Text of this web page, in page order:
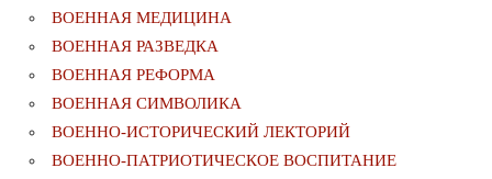
ВОЕННАЯ МЕДИЦИНА
ВОЕННАЯ РАЗВЕДКА
ВОЕННАЯ РЕФОРМА
ВОЕННАЯ СИМВОЛИКА
ВОЕННО-ИСТОРИЧЕСКИЙ ЛЕКТОРИЙ
ВОЕННО-ПАТРИОТИЧЕСКОЕ ВОСПИТАНИЕ